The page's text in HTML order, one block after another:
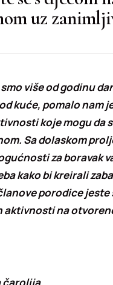
uz
više od godinu
kuće, pomalo nam
koje mogu da
Sa dolaskom
za boravak
kako bi kreirali
porodice jeste
aktivnosti na
čarolija